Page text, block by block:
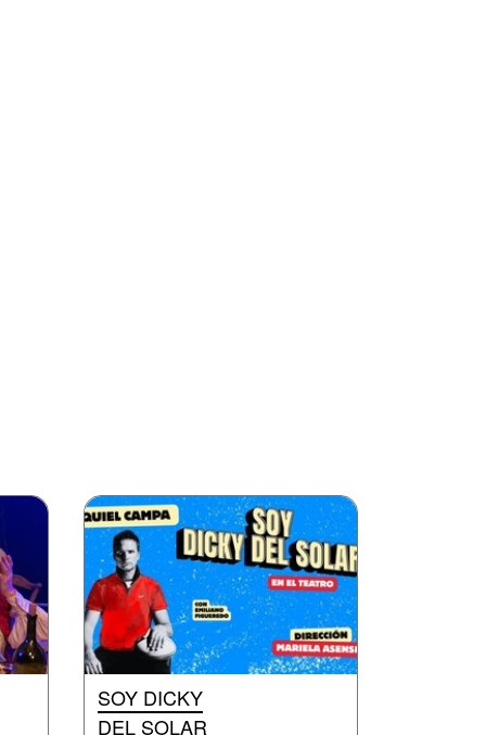
SOY DICKY
DEL SOLAR